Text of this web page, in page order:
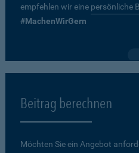
empfehlen wir eine persönliche
#MachenWirGern
Beitrag berechnen
Möchten Sie ein Angebot